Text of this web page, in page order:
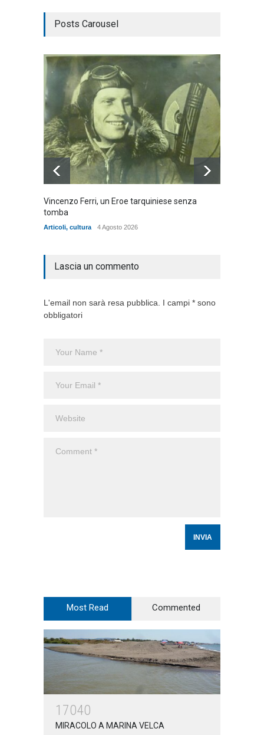
Posts Carousel
Vincenzo Ferri, un Eroe tarquiniese senza
tomba
Articoli, cultura 4 Agosto 2026
Lascia un commento
L'email non sarà resa pubblica. I campi * sono
obbligatori
Most Read Commented
17040
MIRACOLO A MARINA VELCA